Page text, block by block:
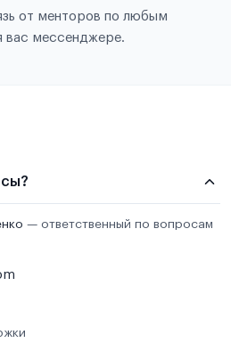
от менторов по любым
вас мессенджере.
— ответственный по вопросам